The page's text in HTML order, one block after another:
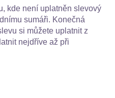
kde není uplatněn slevový
sumáři. Konečná
si můžete uplatnit z
nejdříve až při